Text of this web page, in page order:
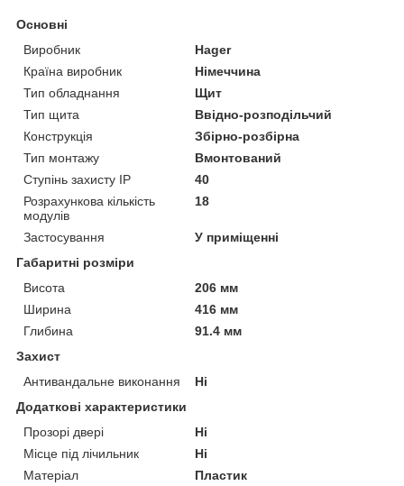
Основні
Виробник
Hager
Країна виробник
Німеччина
Тип обладнання
Щит
Тип щита
Ввідно-розподільчий
Конструкція
Збірно-розбірна
Тип монтажу
Вмонтований
Ступінь захисту IP
40
Розрахункова кількість
модулів
18
Застосування
У приміщенні
Габаритні розміри
Висота
206 мм
Ширина
416 мм
Глибина
91.4 мм
Захист
Антивандальне виконання
Ні
Додаткові характеристики
Прозорі двері
Ні
Місце під лічильник
Ні
Матеріал
Пластик